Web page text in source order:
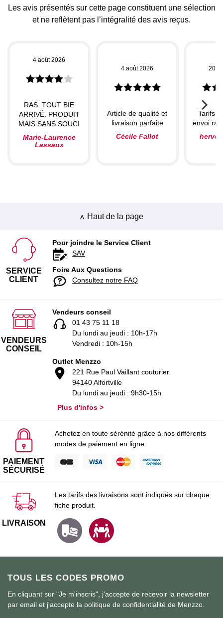
Les avis présentés sur cette page constituent une sélection
et ne reflètent pas l’intégralité des avis reçus.
4 août 2026
RAS. TOUT BIE
ARRIVÉ. PRODUIT
MAIS SANS SOUCI
Marie-Laurence
Lassaux
4 août 2026
Article de qualité et
livraison parfaite
Cécile Fallot
20
Tarifs
envoi
herve
Haut de la page
TOUS LES CODES PROMO
En cliquant sur "Je m'inscris", j'accepte de recevoir la newsletter
par email et j'accepte la politique de confidentialité de Menzzo.
SERVICE
CLIENT
Pour joindre le Service Client
SAV
Foire Aux Questions
Consultez notre FAQ
VENDEURS
CONSEIL
Vendeurs conseil
01 43 75 11 18
Du lundi au jeudi : 10h-17h
Vendredi : 10h-15h
Outlet Menzzo
221 Rue Paul Vaillant couturier
94140 Alfortville
Du lundi au jeudi : 9h30-15h
Plus d'infos >
PAIEMENT
SÉCURISÉ
Achetez en toute sérénité grâce à nos différents
modes de paiement en ligne.
LIVRAISON
Les tarifs des livraisons sont indiqués sur chaque
fiche produit.